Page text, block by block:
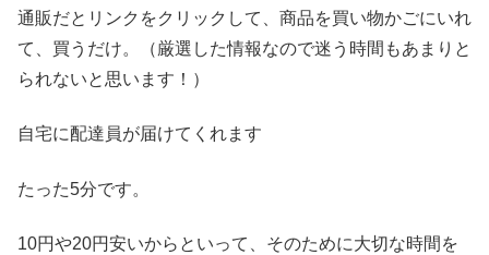
通販だとリンクをクリックして、商品を買い物かごにいれ
て、買うだけ。（厳選した情報なので迷う時間もあまりと
られないと思います！）
自宅に配達員が届けてくれます
たった5分です。
10円や20円安いからといって、そのために大切な時間を